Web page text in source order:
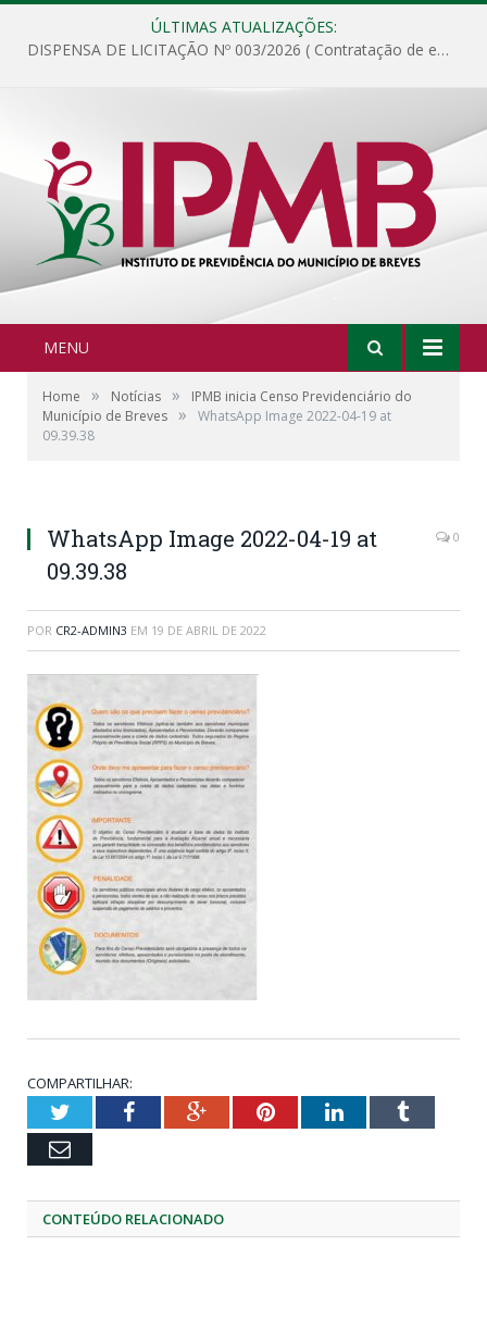
ÚLTIMAS ATUALIZAÇÕES:
DISPENSA DE LICITAÇÃO Nº 003/2026 ( Contratação de empresa para fornecimento de gêneros alimentícios não perecíveis, materiais de expediente, descartáveis, copa e cozinha, para análise e posterior publicação.)
MENU
Home » Notícias »
IPMB inicia Censo Previdenciário do
Município de Breves »
WhatsApp Image 2022-04-19 at
09.39.38
WhatsApp Image 2022-04-19 at
09.39.38
0
POR CR2-ADMIN3 EM 19 DE ABRIL DE 2022
COMPARTILHAR:
TwitterFacebookGoogle+PinterestLinkedInTumblr
Email
CONTEÚDO RELACIONADO